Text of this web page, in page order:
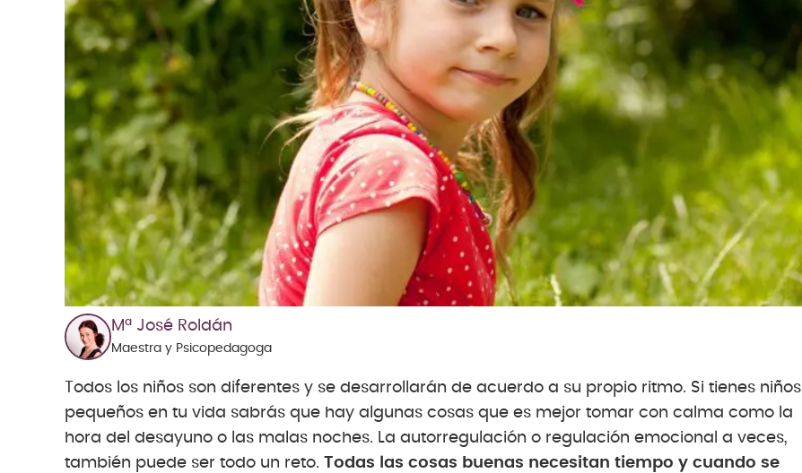
Mª José Roldán
Maestra y Psicopedagoga
Todos los niños son diferentes y se desarrollarán de acuerdo a su propio ritmo. Si tienes niños
pequeños en tu vida sabrás que hay algunas cosas que es mejor tomar con calma como la
hora del desayuno o las malas noches. La autorregulación o regulación emocional a veces,
también puede ser todo un reto. Todas las cosas buenas necesitan tiempo y cuando se